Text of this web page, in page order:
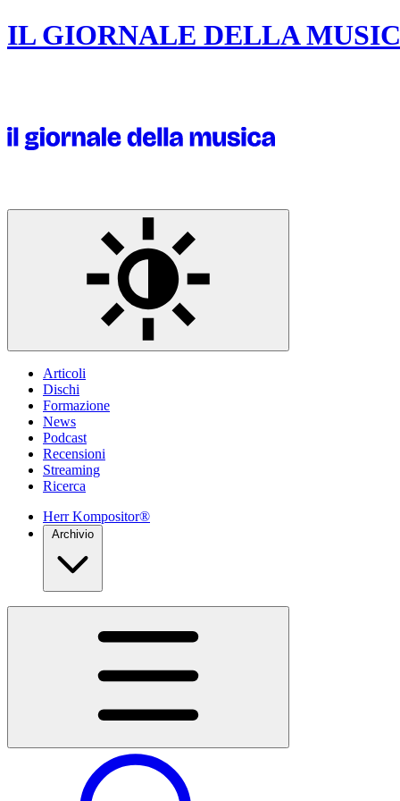
IL GIORNALE DELLA
Articoli
Dischi
Formazione
News
Podcast
Recensioni
Streaming
Ricerca
Herr Kompositor®
Archivio